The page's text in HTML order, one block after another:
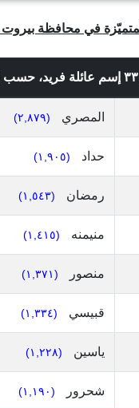
المصري (٢,٨٧٩)
حداد (١,٩٠٥)
رمضان (١,٥٤٣)
منيمنه (١,٤١٥)
منصور (١,٣٧١)
قبيسي (١,٣٣٤)
ياسين (١,٢٢٨)
شحرور (١,١٩٠)